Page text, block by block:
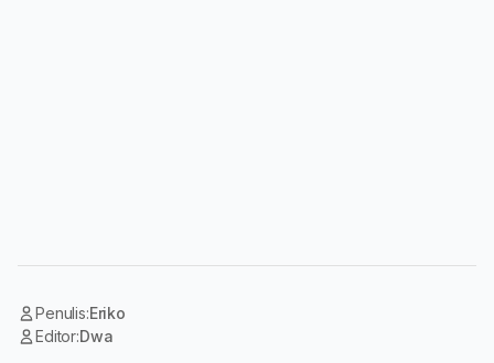
Penulis:Eriko
Editor:Dwa